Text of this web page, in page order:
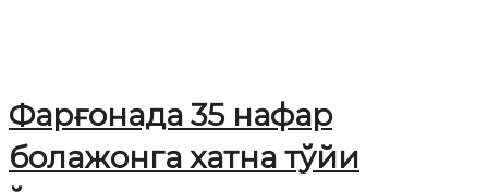
Фарғонада 35 нафар
болажонга хатна тўйи